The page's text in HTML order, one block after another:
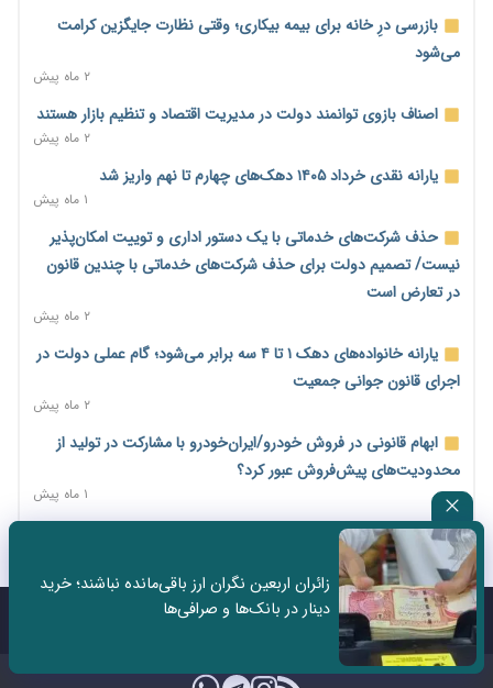
پیش‌بینی افزایش تولید برنج؛ نیاز وارداتی کشور به ۵۰۰ هزار تن
کاهش می‌یابد
۱ روز پیش
امضای تفاهم‌نامه تجاری ایران و پاکستان؛ هدف‌گذاری تجارت ۱۰
اختیارات جدید گمرکات برای تمدید ورود موقت کالا و خودرو تا
پایان شهریور ابلاغ شد
۱ روز پیش
مرحله سیزدهم کالابرگ در سایه تورم؛ قدرت خرید یارانه یک‌میلیونی
۱۴ مرداد؛ اولین «روز ملی کارفرما» در تقویم رسمی ایران/«روز ملی
کارفرما» چگونه به تقویم رسمی کشور رسید؟
۲ روز پیش
سکه در یک قدمی ۱۸۵ میلیون تومان
۳ روز پیش
تشکل‌ها در مسیر ارتقای تاب‌آوری اعضا برنامه‌ریزی کنند
ساماندهی نیروهای شرکتی نباید قربانی ملاحظات انتخاباتی شود/
بازرسی درِ خانه برای بیمه بیکاری؛ وقتی نظارت جایگزین کرامت
می‌شود
۲ ماه پیش
اصناف بازوی توانمند دولت در مدیریت اقتصاد و تنظیم بازار هستند
۲ ماه پیش
یارانه نقدی خرداد ۱۴۰۵ دهک‌های چهارم تا نهم واریز شد
۱ ماه پیش
حذف شرکت‌های خدماتی با یک دستور اداری و توییت امکان‌پذیر
نیست/ تصمیم دولت برای حذف شرکت‌های خدماتی با چندین قانون
در تعارض است
۲ ماه پیش
یارانه خانواده‌های دهک ۱ تا ۴ سه برابر می‌شود؛ گام عملی دولت در
اجرای قانون جوانی جمعیت
۲ ماه پیش
ابهام قانونی در فروش خودرو/ایران‌خودرو با مشارکت در تولید از
محدودیت‌های پیش‌فروش عبور کرد؟
۱ ماه پیش
سه نماد جدید اخزا در فرابورس پذیرش شد
ثبت نادرست عنوان شغلی، کارگر و کارفرما را با جریمه و شکایت
روبه‌رو می‌کند
زائران اربعین نگران ارز باقی‌مانده نباشند؛ خرید
دینار در بانک‌ها و صرافی‌ها